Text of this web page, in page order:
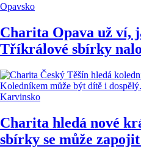
Opavsko
Charita Opava už ví,
Tříkrálové sbírky
Karvinsko
Charita hledá nové
sbírky se může